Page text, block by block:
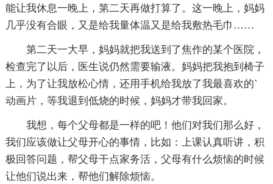
能让我休息一晚上，第二天再做打算了。这一晚上，妈妈
几乎没有合眼，又是给我量体温又是给我敷热毛巾……
第二天一大早，妈妈就把我送到了焦作的某个医院，
检查完了以后，医生说仍然需要输液。妈妈把我抱到椅子
上，为了让我放松心情，还用手机给我放了我最喜欢的`
动画片，等我退到低烧的时候，妈妈才带我回家。
我想，每个父母都是一样的吧！他们对我们那么好，
我们应该做让父母开心的事情，比如：上课认真听讲，积
极回答问题，帮父母干点家务活，父母有什么烦恼的时候
让他们说出来，帮他们解除烦恼。